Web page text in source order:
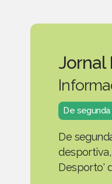
Jornal
De segunda
De
Desporto'